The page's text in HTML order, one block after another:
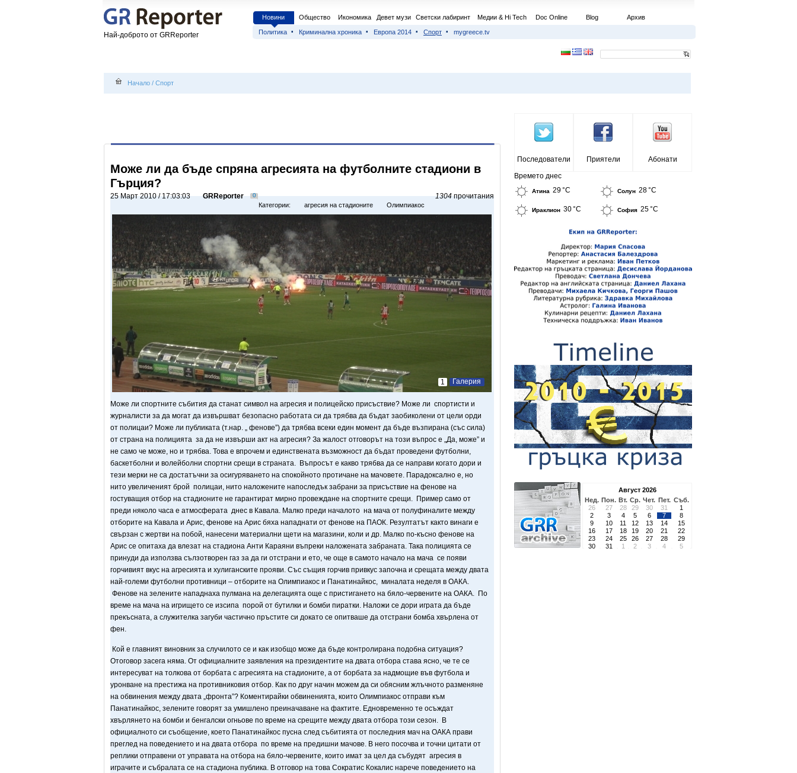
Най-доброто от GRReporter
Новини Общество Икономика Девет музи Светски лабиринт Медии & Hi Tech Doc Online Blog Архив
Политика Криминална хроника Европа 2014 Спорт mygreece.tv
Начало / Спорт
Може ли да бъде спряна агресията на футболните стадиони в
Гърция?
25 Март 2010 / 17:03:03 GRReporter 0 1304 прочитания
Галерия
1
Може ли спортните събития да станат символ на агресия и полицейско присъствие? Може ли спортисти и
журналисти за да могат да извършват безопасно работата си да трябва да бъдат заобиколени от цели орди
от полицаи? Може ли публиката (т.нар. „ фенове”) да трябва всеки един момент да бъде възпирана (със сила)
от страна на полицията за да не извърши акт на агресия? За жалост отговорът на този въпрос е „Да, може” и
не само че може, но и трябва. Това е впрочем и единствената възможност да бъдат проведени футболни,
баскетболни и волейболни спортни срещи в страната. Въпросът е какво трябва да се направи когато дори и
тези мерки не са достатъчни за осигуряването на спокойното протичане на мачовете. Парадоксално е, но
нито увеличеният брой полицаи, нито наложените напоследък забрани за присъствие на фенове на
гостуващия отбор на стадионите не гарантират мирно провеждане на спортните срещи. Пример само от
преди няколо часа е атмосферата днес в Кавала. Малко преди началото на мача от полуфиналите между
отборите на Кавала и Арис, фенове на Арис бяха нападнати от фенове на ПАОК. Резултатът както винаги е
свързан с жертви на побой, нанесени материални щети на магазини, коли и др. Малко по-късно фенове на
Арис се опитаха да влезат на стадиона Анти Караяни въпреки наложената забраната. Така полицията се
принуди да използва сълзотворен газ за да ги отстрани и ето, че още в самото начало на мача се появи
горчивият вкус на агресията и хулиганските прояви. Със същия горчив привкус започна и срещата между двата
най-големи футболни противници – отборите на Олимпиакос и Панатинайкос, миналата неделя в ОАКА.
Фенове на зелените нападнаха пулмана на делегацията още с пристигането на бяло-червените на ОАКА. По
време на мача на игрището се изсипа порой от бутилки и бомби пиратки. Наложи се дори играта да бъде
прекъсната, а служителка загуби частично пръстите си докато се опитваше да отстрани бомба хвърлена от
фен.
Кой е главният виновник за случилото се и как изобщо може да бъде контролирана подобна ситуация?
Отоговор засега няма. От официалните заявления на президентите на двата отбора става ясно, че те се
интересуват на толкова от борбата с агресията на стадионите, а от борбата за надмощие във футбола и
уронване на престижа на противниковия отбор. Как по друг начин можем да си обясним жлъчното разменяне
на обвинения между двата „фронта”? Коментирайки обвиненията, които Олимпиакос отправи към
Панатинайкос, зелените говорят за умишлено преиначаване на фактите. Едновременно те осъждат
хвърлянето на бомби и бенгалски огньове по време на срещите между двата отбора този сезон. В
официалното си съобщение, което Панатинайкос пусна след събитията от последния мач на ОАКА прави
преглед на поведението и на двата отбора по време на предишни мачове. В него посочва и точни цитати от
реплики отправени от управата на отбора на бяло-червените, които имат за цел да събудят агресия в
играчите и събралата се на стадиона публика. В отговор на това Сократис Кокалис нарече поведението на
Категории: агресия на стадионите Олимпиакос
Последователи Приятели
Абонати
Времето днес
Атина 29 °C Солун 28 °C
Ираклион 30 °C София 25 °C
Август 2026
Нед. Пон. Вт. Ср. Чет. Пет. Съб.
26
27 28 29 30 31
1
2
3 4 5 6 7
8
9
10 11 12 13 14
15
16
17 18 19 20 21
22
23
24 25 26 27 28
29
30
31 1 2 3 4 5